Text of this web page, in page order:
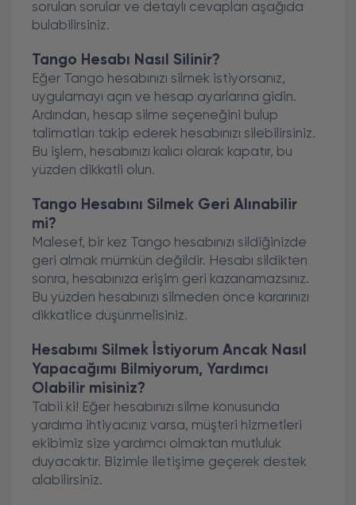
sorulan sorular ve detaylı cevapları aşağıda
bulabilirsiniz.
Tango Hesabı Nasıl Silinir?
Eğer Tango hesabınızı silmek istiyorsanız,
uygulamayı açın ve hesap ayarlarına gidin.
Ardından, hesap silme seçeneğini bulup
talimatları takip ederek hesabınızı silebilirsiniz.
Bu işlem, hesabınızı kalıcı olarak kapatır, bu
yüzden dikkatli olun.
Tango Hesabını Silmek Geri Alınabilir
mi?
Malesef, bir kez Tango hesabınızı sildiğinizde
geri almak mümkün değildir. Hesabı sildikten
sonra, hesabınıza erişim geri kazanamazsınız.
Bu yüzden hesabınızı silmeden önce kararınızı
dikkatlice düşünmelisiniz.
Hesabımı Silmek İstiyorum Ancak Nasıl
Yapacağımı Bilmiyorum, Yardımcı
Olabilir misiniz?
Tabii ki! Eğer hesabınızı silme konusunda
yardıma ihtiyacınız varsa, müşteri hizmetleri
ekibimiz size yardımcı olmaktan mutluluk
duyacaktır. Bizimle iletişime geçerek destek
alabilirsiniz.